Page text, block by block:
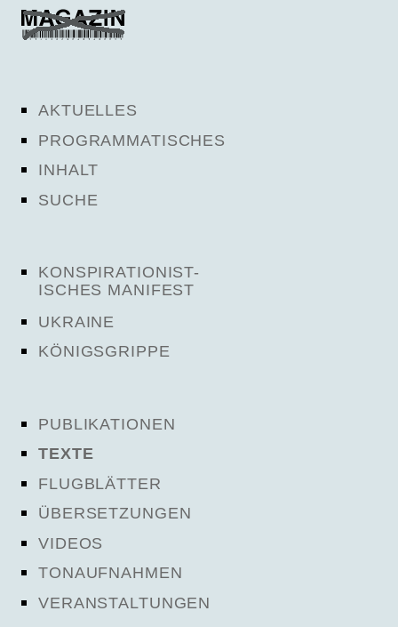
AKTUELLES
PROGRAMMATISCHES
INHALT
SUCHE
KONSPIRATIONIST-
ISCHES MANIFEST
UKRAINE
KÖNIGSGRIPPE
PUBLIKATIONEN
TEXTE
FLUGBLÄTTER
ÜBERSETZUNGEN
VIDEOS
TONAUFNAHMEN
VERANSTALTUNGEN